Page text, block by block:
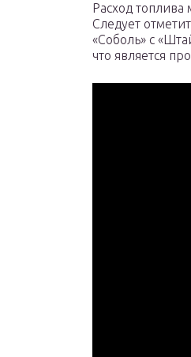
Расход топлива
Следует
«Соболь» с
что является